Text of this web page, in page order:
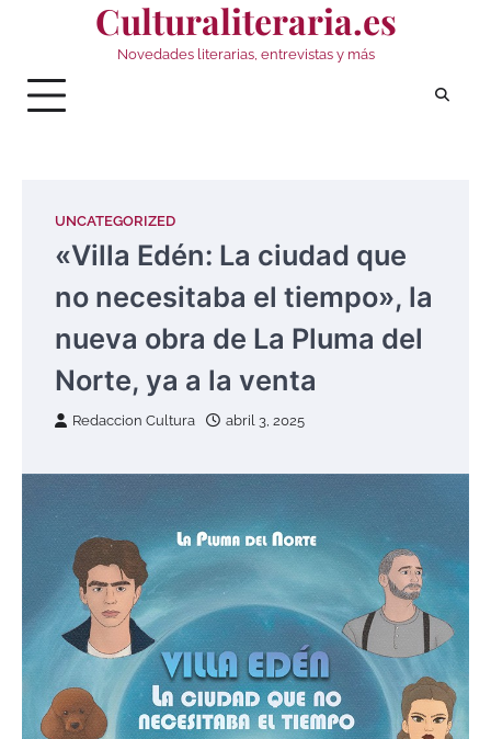
Culturaliteraria.es
Novedades literarias, entrevistas y más
UNCATEGORIZED
«Villa Edén: La ciudad que
no necesitaba el tiempo», la
nueva obra de La Pluma del
Norte, ya a la venta
Redaccion Cultura abril 3, 2025